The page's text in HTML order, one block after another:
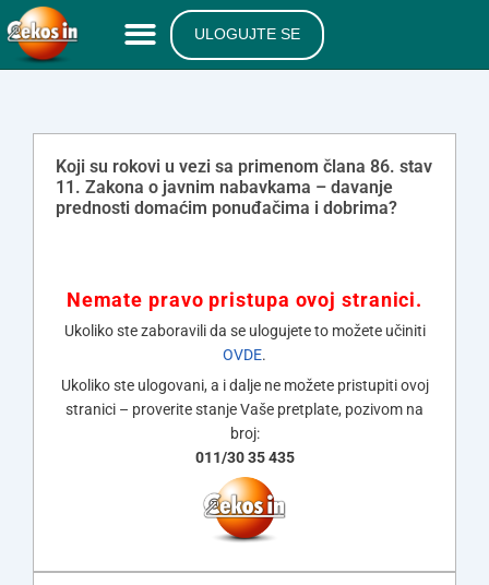
ULOGUJTE SE
Koji su rokovi u vezi sa primenom člana 86. stav
11. Zakona o javnim nabavkama – davanje
prednosti domaćim ponuđačima i dobrima?
Nemate pravo pristupa ovoj stranici.
Ukoliko ste zaboravili da se ulogujete to možete učiniti
OVDE.
Ukoliko ste ulogovani, a i dalje ne možete pristupiti ovoj
stranici – proverite stanje Vaše pretplate, pozivom na
broj:
011/30 35 435